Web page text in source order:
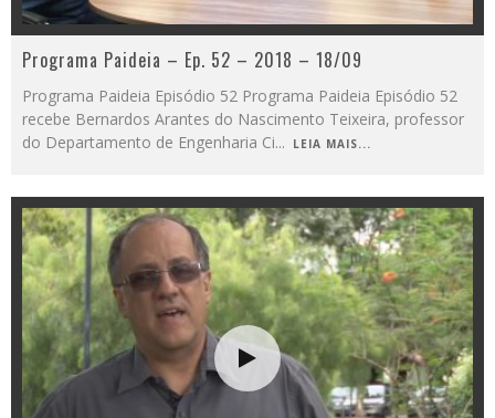
Programa Paideia – Ep. 52 – 2018 – 18/09
Programa Paideia Episódio 52 Programa Paideia Episódio 52
recebe Bernardos Arantes do Nascimento Teixeira, professor
do Departamento de Engenharia Ci... LEIA MAIS...